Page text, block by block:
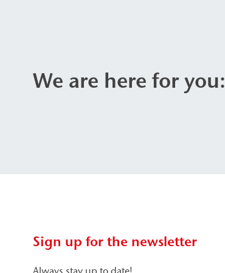
We are here for you:
Sign up for the newsletter